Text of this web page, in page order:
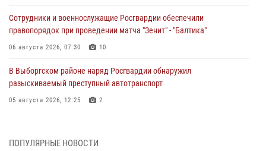
Сотрудники и военнослужащие Росгвардии обеспечили
правопорядок при проведении матча "Зенит" - "Балтика"
06 августа 2026, 07:30 10
В Выборгском районе наряд Росгвардии обнаружил
разыскиваемый преступный автотранспорт
05 августа 2026, 12:25 2
Ленобласти
ПОПУЛЯРНЫЕ НОВОСТИ